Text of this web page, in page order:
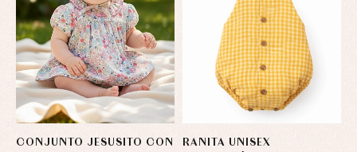
CONJUNTO JESUSITO CON
RANITA UNISEX